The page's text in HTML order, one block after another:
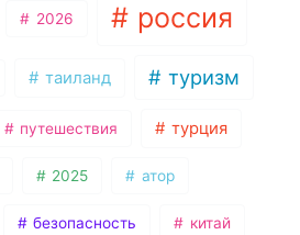
2026 россия
таиланд туризм
путешествия турция
2025 атор
безопасность китай